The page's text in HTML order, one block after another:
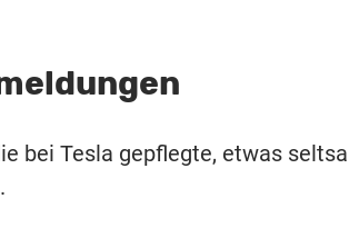
bei Tesla gepflegte, etwas